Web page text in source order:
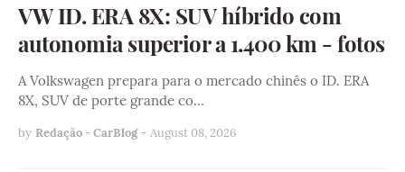
VW ID. ERA 8X: SUV híbrido com
autonomia superior a 1.400 km - fotos
A Volkswagen prepara para o mercado chinês o ID. ERA
8X, SUV de porte grande co…
by Redação - CarBlog - August 08, 2026